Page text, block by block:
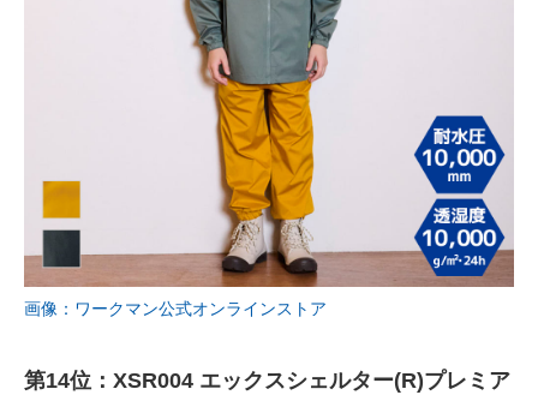
画像：ワークマン公式オンラインストア
第14位：XSR004 エックスシェルター(R)プレミア